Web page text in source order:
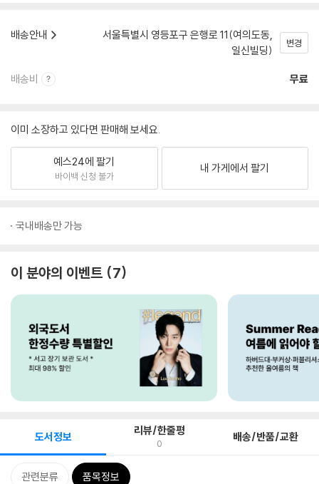
배송안내
서울특별시 영등포구 은행로 11(여의도동,
일신빌딩)
변경
배송비 무료
이미 소장하고 있다면 판매해 보세요.
예스24에 팔기
바이백 신청 불가
내 가게에서 팔기
국내배송만 가능
이 분야의 이벤트 7
도서정보 리뷰/한줄평
0 배송/반품/교환
관련분류 품목정보